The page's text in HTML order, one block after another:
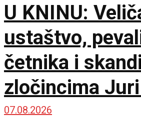
U KNINU:
ustaštvo,
četnika i
zločincima
Bobanu
07.08.2026